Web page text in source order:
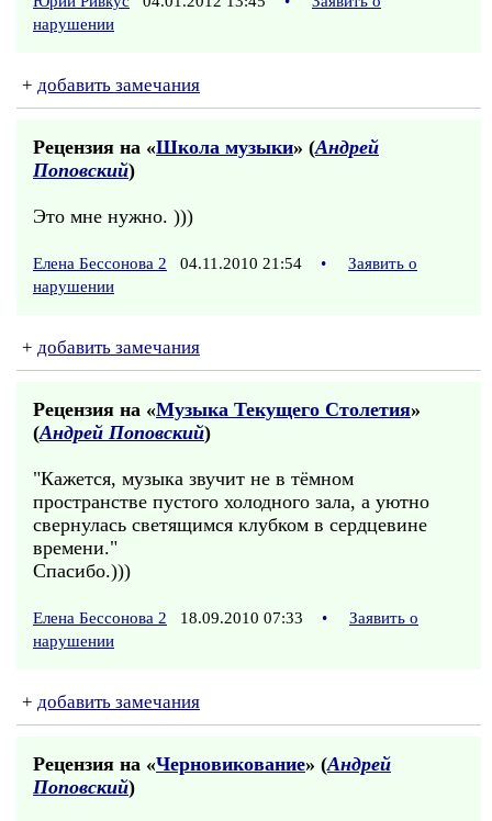
нарушении
+ добавить замечания
Рецензия на «Школа музыки» (Андрей
Поповский)
Это мне нужно. )))
Елена Бессонова 2 04.11.2010 21:54 •
Заявить о
нарушении
+ добавить замечания
Рецензия на «Музыка Текущего Столетия»
(Андрей Поповский)
"Кажется, музыка звучит не в тёмном
пространстве пустого холодного зала, а уютно
свернулась светящимся клубком в сердцевине
времени."
Спасибо.)))
Елена Бессонова 2 18.09.2010 07:33 •
Заявить о
нарушении
+ добавить замечания
Рецензия на «Черновикование» (Андрей
Поповский)